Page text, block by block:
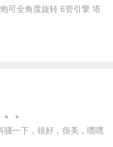
可全角度旋转 6管引擎 塔
。
骚一下，很好，很美，嘿嘿